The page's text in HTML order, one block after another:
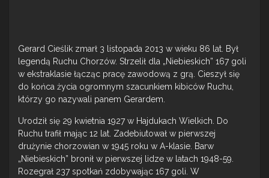
Gerard Cieślik zmarł 3 listopada 2013 w wieku 86 lat. Był
legendą Ruchu Chorzów. Strzelił dla „Niebieskich” 167 goli
w ekstraklasie łącząc pracę zawodową z grą. Cieszył się
do końca życia ogromnym szacunkiem kibiców Ruchu,
którzy go nazywali panem Gerardem.
Urodził się 29 kwietnia 1927 w Hajdukach Wielkich. Do
Ruchu trafił mając 12 lat. Zadebiutował w pierwszej
drużynie chorzowian w 1945 roku w A-klasie. Barw
„Niebieskich” bronił w pierwszej lidze w latach 1948-59.
Rozegrał 237 spotkań zdobywając 167 goli. W